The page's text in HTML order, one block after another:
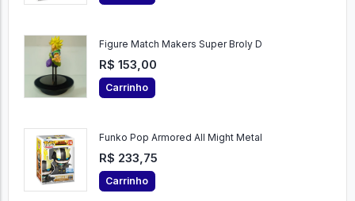
Funko Games Pokémon Comic Con Ex
Carrinho
Figure Match Makers Super Broly D
Carrinho
Funko Pop Armored All Might Metal